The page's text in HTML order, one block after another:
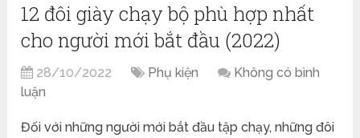
12 đôi giày chạy bộ phù hợp nhất
cho người mới bắt đầu (2022)
28/10/2022 Phụ kiện
Không có bình
luận
Đối với những người mới bắt đầu tập chạy, những đôi